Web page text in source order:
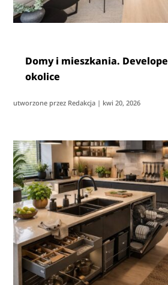
Domy i mieszkania.
okolice
utworzone przez Redakcja | kwi 20, 2026